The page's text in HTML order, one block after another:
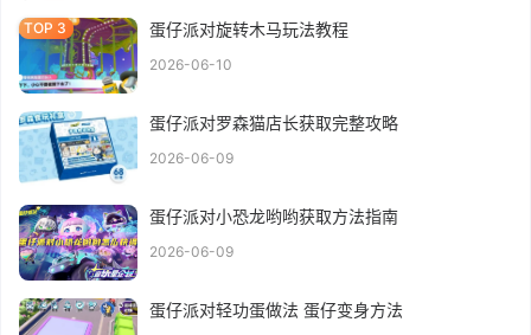
蛋仔派对旋转木马玩法教程
2026-06-10
蛋仔派对罗森猫店长获取完整攻略
2026-06-09
蛋仔派对小恐龙哟哟获取方法指南
2026-06-09
蛋仔派对轻功蛋做法 蛋仔变身方法